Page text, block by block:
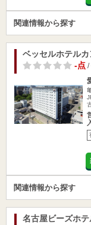
関連情報から探す
ベッセルホテル
-点 /
関連情報から探す
名古屋ビーズホテ